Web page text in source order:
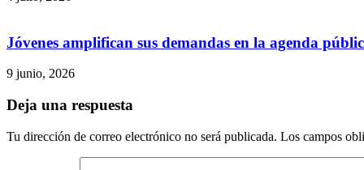
Jóvenes amplifican sus demandas en la agenda
9 junio, 2026
Deja una respuesta
Tu dirección de correo electrónico no será publicada. Los campos